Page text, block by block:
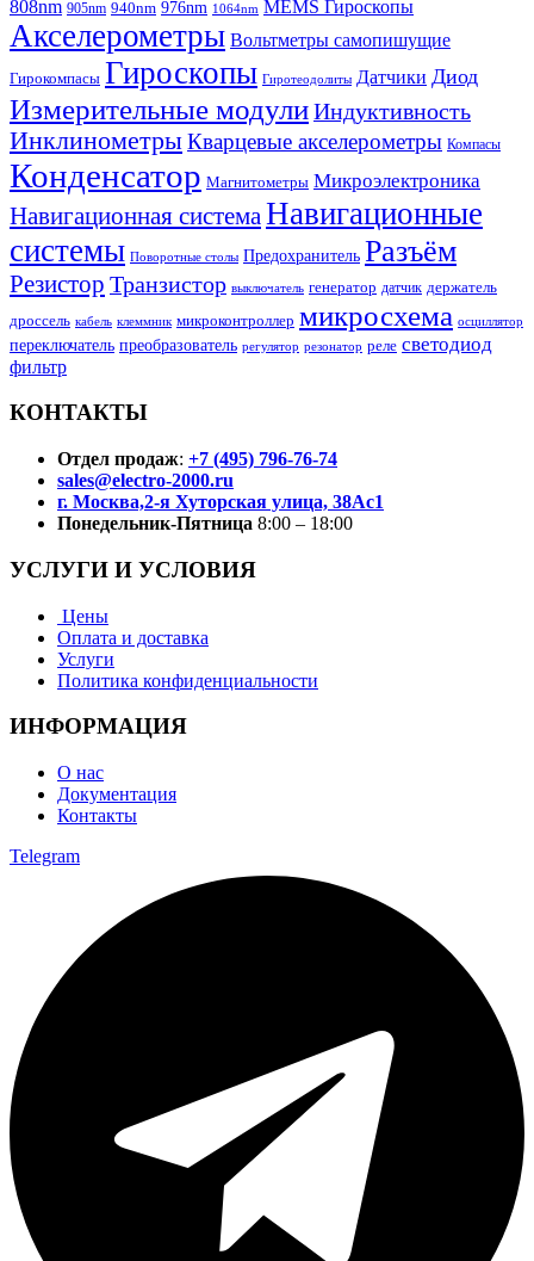
808nm 905nm 940nm 976nm 1064nm MEMS Гироскопы
Акселерометры Вольтметры самопишущие
Гирокомпасы Гироскопы Гиротеодолиты Датчики Диод
Измерительные модулиИндуктивность
ИнклинометрыКварцевые акселерометры Компасы
Конденсатор Магнитометры Микроэлектроника
Навигационная система Навигационные
системы Поворотные столы Предохранитель Разъём
Резистор Транзистор выключатель генератор датчик держатель
дроссель кабель клеммник микроконтроллер микросхема осциллятор
переключатель преобразователь регулятор резонатор реле светодиод
фильтр
КОНТАКТЫ
Отдел продаж: +7 (495) 796-76-74
sales@electro-2000.ru
г. Москва,2-я Хуторская улица, 38Ас1
Понедельник-Пятница 8:00 – 18:00
УСЛУГИ И УСЛОВИЯ
Цены
Оплата и доставка
Услуги
Политика конфиденциальности
ИНФОРМАЦИЯ
О нас
Документация
Контакты
Telegram